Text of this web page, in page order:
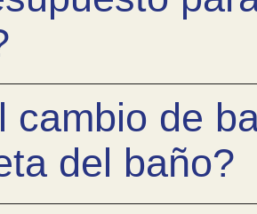
cambio de
del baño?